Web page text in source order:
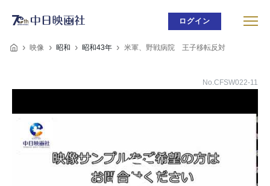
ログイン
映像 昭和 昭和43年 米軍、野戦病院 王子移転反対
No.CFSW022-11